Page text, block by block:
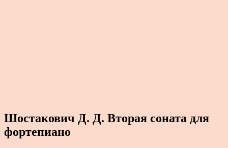
Шостакович Д. Д. Вторая соната для
фортепиано